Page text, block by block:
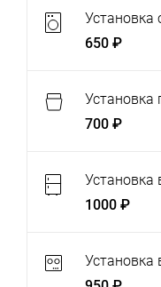
650 ₽
700 ₽
Установка
1000 ₽
Установка